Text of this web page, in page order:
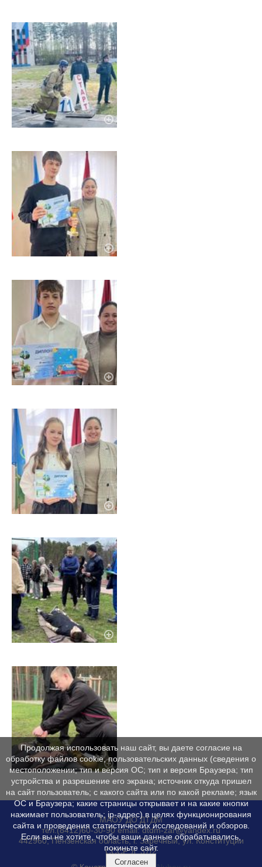
МАОУ ДО ДТДМ
тел.(8412)60-30-90 email: dtdm-zar@yandex.ru
442960, Пензенская область, г. Заречный, ул. Конституции
СССР, д. 37/2
Продолжая использовать наш сайт, вы даете согласие на
обработку файлов cookie, пользовательских данных (сведения о
местоположении; тип и версия ОС; тип и версия Браузера; тип
устройства и разрешение его экрана; источник откуда пришел
на сайт пользователь; с какого сайта или по какой рекламе; язык
ОС и Браузера; какие страницы открывает и на какие кнопки
нажимает пользователь; ip-адрес) в целях функционирования
сайта и проведения статистических исследований и обзоров.
Если вы не хотите, чтобы ваши данные обрабатывались,
покиньте сайт.
Согласен